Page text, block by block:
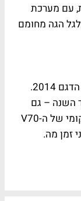
עם מערכת
הגה מחומם
וולוו מגדירה את השינויים כמיועדים לשנת הדגם 2014.
השנה – גם
אצלנו. כמו כן, עם העדכון עשוי הייבוא המקומי של ה-V70